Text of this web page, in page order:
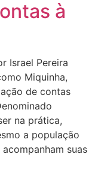
à
Israel Pereira
Miquinha,
de contas
na prática,
a população
suas